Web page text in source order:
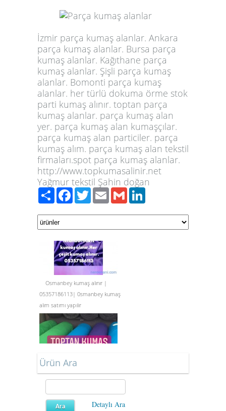
İzmir parça kumaş alanlar. Ankara
parça kumaş alanlar. Bursa parça
kumaş alanlar. Kağıthane parça
kumaş alanlar. Şişli parça kumaş
alanlar. Bomonti parça kumaş
alanlar. her türlü dokuma örme stok
parti kumaş alınır. toptan parça
kumaş alanlar. parça kumaş alan
yer. parça kumaş alan kumaşçılar.
parça kumaş alan particiler. parça
kumaş alım. parça kumaş alan tekstil
firmaları.spot parça kumaş alanlar.
http://www.topkumasalinir.net
Yağmur tekstil Şahin doğan
PaylaşFacebook
TwitterEmailGmail
Osmanbey kumaş alınır |
05357186113| 0smanbey kumaş
alım satımı yapılır
Toptan kumaş alınır |
Ürün Ara
Detaylı Ara